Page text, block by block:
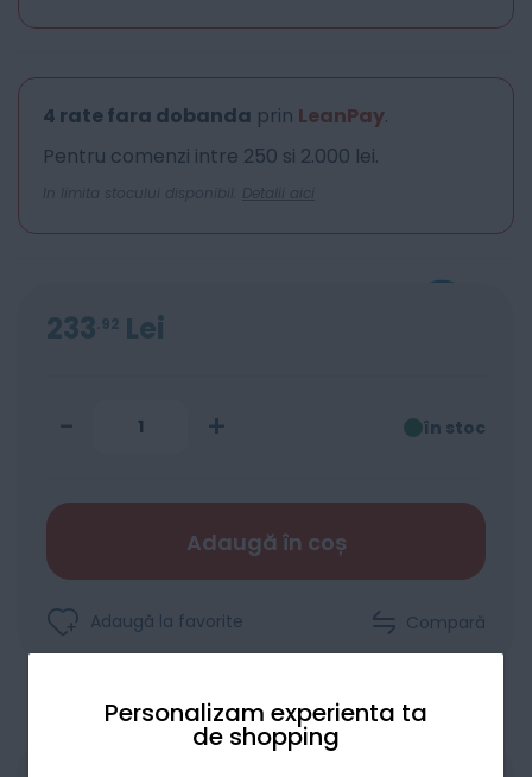
Personalizam experienta ta
de shopping
4 rate fara dobanda prin LeanPay.
Pentru comenzi intre 250 si 2.000 lei.
In limita stocului disponibil. Detalii aici
233 92 Lei
- + în stoc
Adaugă în coș
Adaugă la favorite Compară